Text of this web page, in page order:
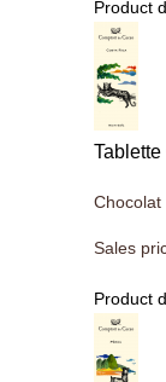
Product
Chocolat
Sales
Product